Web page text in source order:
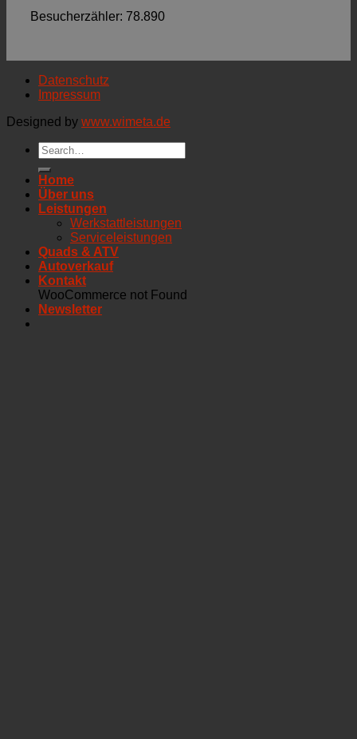
Besucherzähler: 78.890
Datenschutz
Impressum
Designed by www.wimeta.de
Home
Über uns
Leistungen
Werkstattleistungen
Serviceleistungen
Quads & ATV
Autoverkauf
Kontakt
WooCommerce not Found
Newsletter